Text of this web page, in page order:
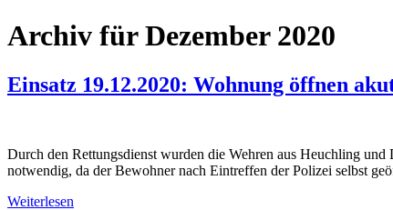
Archiv für Dezember 2020
Einsatz 19.12.2020: Wohnung öffnen
Durch den Rettungsdienst wurden die Wehren aus Heuchling
notwendig, da der Bewohner nach Eintreffen der Polizei selbst
Weiterlesen